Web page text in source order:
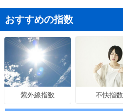
おすすめの指数
紫外線指数 不快指数